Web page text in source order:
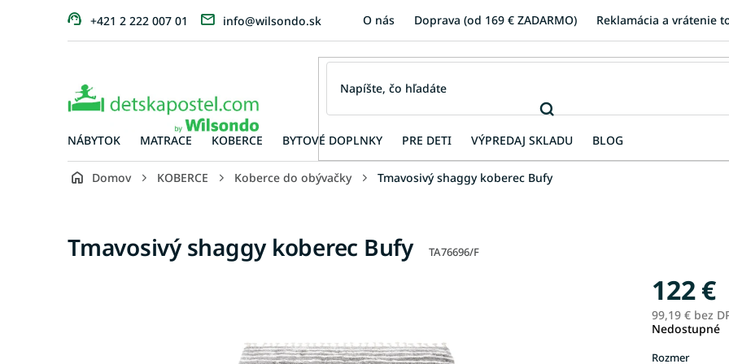
+421 2 222 007 01 info@wilsondo.sk O nás Doprava (od 169 € ZADARMO) Reklamácia a vrátenie
NÁBYTOK MATRACE KOBERCE BYTOVÉ DOPLNKY PRE DETI VÝPREDAJ SKLADU BLOG
Domov KOBERCE Koberce do obývačky Tmavosivý shaggy koberec Bufy
Tmavosivý shaggy koberec Bufy TA76696/F
122 €
99,19 € bez
Nedostupné
Rozmer